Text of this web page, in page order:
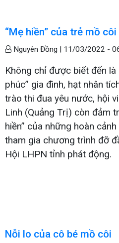
“Mẹ hiền” của trẻ mồ côi
Nguyên Đồng | 11/03/2022 -
Không chỉ được biết đến là
phúc” gia đình, hạt nhân
trào thi đua yêu nước, hội
Linh (Quảng Trị) còn đảm
hiền” của những hoàn
tham gia chương trình đỡ
Hội LHPN tỉnh phát động.
Nỗi lo của cô bé mồ côi